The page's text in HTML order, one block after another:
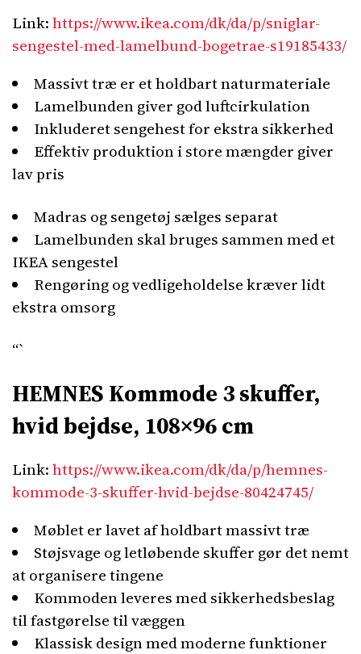
Link:https://www.ikea.com/dk/da/p/sniglar-
sengestel-med-lamelbund-bogetrae-s19185433/
Massivt træ er et holdbart naturmateriale
Lamelbunden giver god luftcirkulation
Inkluderet sengehest for ekstra sikkerhed
Effektiv produktion i store mængder giver
lav pris
Madras og sengetøj sælges separat
Lamelbunden skal bruges sammen med et
IKEA sengestel
Rengøring og vedligeholdelse kræver lidt
ekstra omsorg
“`
HEMNES Kommode 3 skuffer,
hvid bejdse, 108×96 cm
Link:https://www.ikea.com/dk/da/p/hemnes-
kommode-3-skuffer-hvid-bejdse-80424745/
Møblet er lavet af holdbart massivt træ
Støjsvage og letløbende skuffer gør det nemt
at organisere tingene
Kommoden leveres med sikkerhedsbeslag
til fastgørelse til væggen
Klassisk design med moderne funktioner